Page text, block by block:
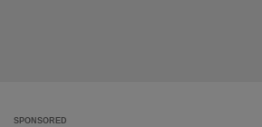
SPONSORED